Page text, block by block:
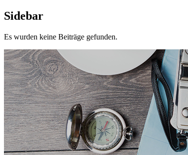
Sidebar
Es wurden keine Beiträge gefunden.